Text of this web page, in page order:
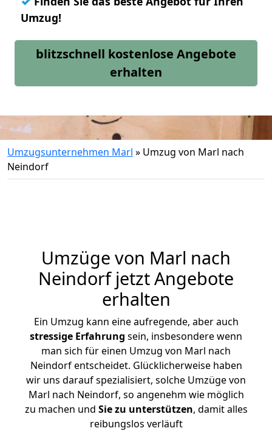
Umzug!
blitzschnell kostenlose Angebote
erhalten
Umzugsunternehmen Marl » Umzug von Marl nach
Neindorf
Umzüge von Marl nach
Neindorf jetzt Angebote
erhalten
Ein Umzug kann eine aufregende, aber auch
stressige Erfahrung sein, insbesondere wenn
man sich für einen Umzug von Marl nach
Neindorf entscheidet. Glücklicherweise haben
wir uns darauf spezialisiert, solche Umzüge von
Marl nach Neindorf, so angenehm wie möglich
zu machen und Sie zu unterstützen, damit alles
reibungslos verläuft